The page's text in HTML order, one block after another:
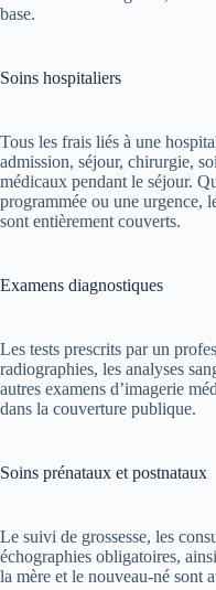
base.
Soins hospitaliers
Tous les frais liés à une
admission, séjour, chirurgie,
médicaux pendant le séjour.
programmée ou une urgence,
sont entièrement couverts.
Examens diagnostiques
Les tests prescrits par un
radiographies, les analyses
autres examens d’imagerie
dans la couverture publique.
Soins prénataux et postnataux
Le suivi de grossesse, les
échographies obligatoires,
la mère et le nouveau-né sont